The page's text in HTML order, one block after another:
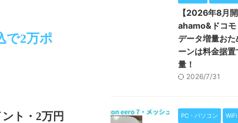
で2万ポ
ト・2万円
【2026年8月開
ahamo&ドコ
データ増量お
ーンは料金据
量！
2026/7/31
PC・パソコン